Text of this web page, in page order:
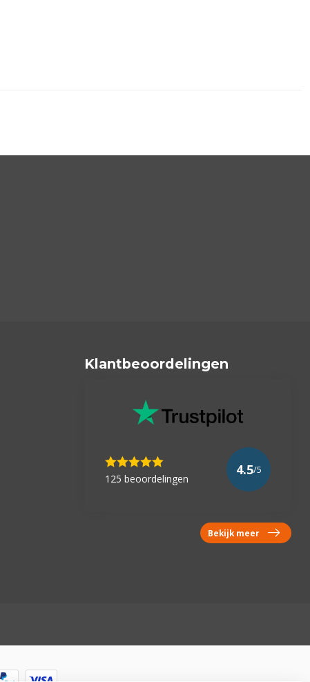
Klantbeoordelingen
125 beoordelingen
4.5/5
Bekijk meer